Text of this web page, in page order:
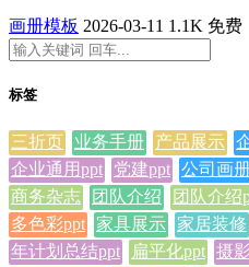
画册模板 2026-03-11 1.1K 免费
标签
三折页 业务手册 产品展示
企业通用ppt
党建ppt 公司画
商务杂志
团队介绍 团队介绍
多色彩ppt
家具展示 家居装修
年计划总结ppt
扁平化ppt 摄